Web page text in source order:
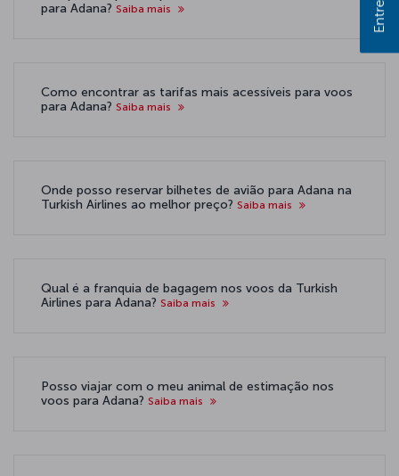
para Adana? Saiba mais
Como encontrar as tarifas mais acessíveis para voos
para Adana? Saiba mais
Onde posso reservar bilhetes de avião para Adana na
Turkish Airlines ao melhor preço? Saiba mais
Qual é a franquia de bagagem nos voos da Turkish
Airlines para Adana? Saiba mais
Posso viajar com o meu animal de estimação nos
voos para Adana? Saiba mais